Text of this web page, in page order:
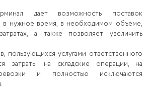
дает возможность поставок
в нужное время, в необходимом объеме,
а также позволяет увеличить
пользующихся услугами ответственного
затраты на складские операции, на
и полностью исключаются